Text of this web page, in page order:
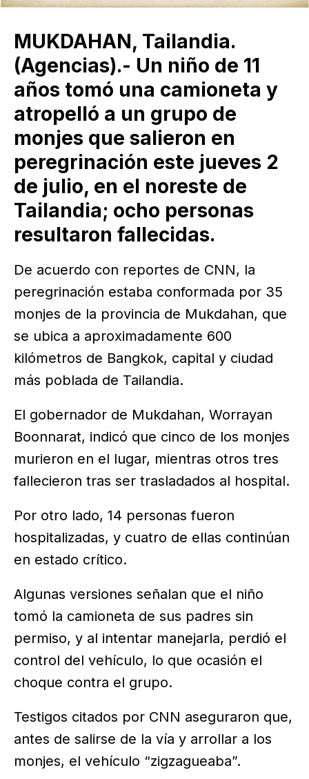
MUKDAHAN, Tailandia.
(Agencias).- Un niño de 11
años tomó una camioneta y
atropelló a un grupo de
monjes que salieron en
peregrinación este jueves 2
de julio, en el noreste de
Tailandia; ocho personas
resultaron fallecidas.
De acuerdo con reportes de CNN, la
peregrinación estaba conformada por 35
monjes de la provincia de Mukdahan, que
se ubica a aproximadamente 600
kilómetros de Bangkok, capital y ciudad
más poblada de Tailandia.
El gobernador de Mukdahan, Worrayan
Boonnarat, indicó que cinco de los monjes
murieron en el lugar, mientras otros tres
fallecieron tras ser trasladados al hospital.
Por otro lado, 14 personas fueron
hospitalizadas, y cuatro de ellas continúan
en estado crítico.
Algunas versiones señalan que el niño
tomó la camioneta de sus padres sin
permiso, y al intentar manejarla, perdió el
control del vehículo, lo que ocasión el
choque contra el grupo.
Testigos citados por CNN aseguraron que,
antes de salirse de la vía y arrollar a los
monjes, el vehículo “zigzagueaba”.